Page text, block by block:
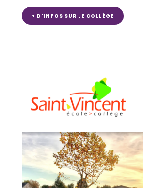
+ D'INFOS SUR LE COLLÈGE